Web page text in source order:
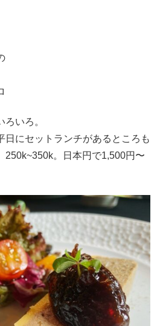
いろ。
日にセットランチがあるところも
250k~350k。日本円で1,500円〜